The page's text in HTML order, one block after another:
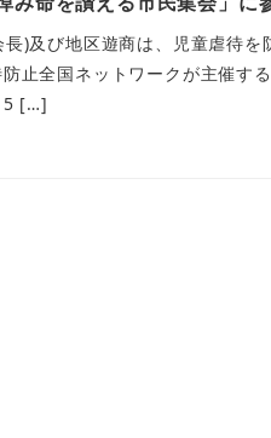
)及び地区遊商は、児童虐待を
止全国ネットワークが主催す
5 […]